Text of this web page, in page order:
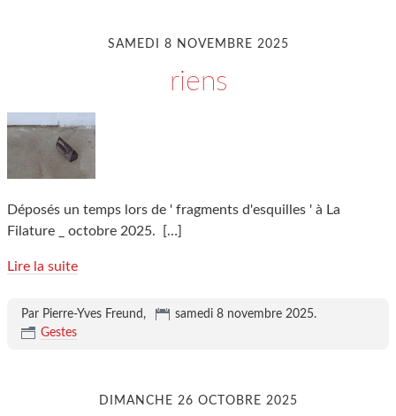
SAMEDI 8 NOVEMBRE 2025
riens
Déposés un temps lors de ' fragments d'esquilles ' à La
Filature _ octobre 2025.
[…]
Lire la suite
Par Pierre-Yves Freund, samedi 8 novembre 2025.
Gestes
DIMANCHE 26 OCTOBRE 2025